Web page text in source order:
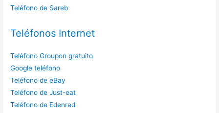
Teléfono de Sareb
Teléfonos Internet
Teléfono Groupon gratuito
Google teléfono
Teléfono de eBay
Teléfono de Just-eat
Teléfono de Edenred